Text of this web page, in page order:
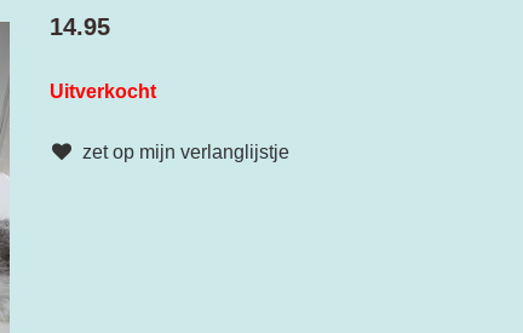
14.95
Uitverkocht
zet op mijn verlanglijstje